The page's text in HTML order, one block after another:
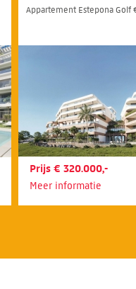
Appartement Estepona Golf
Prijs € 320.000,-
Meer informatie